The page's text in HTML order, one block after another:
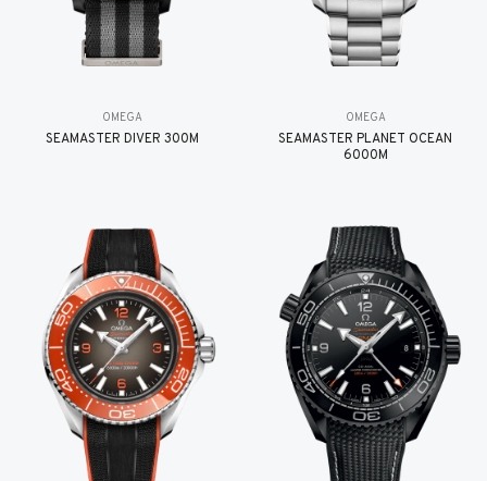
OMEGA
SEAMASTER DIVER 300M
OMEGA
SEAMASTER PLANET OCEAN
6000M